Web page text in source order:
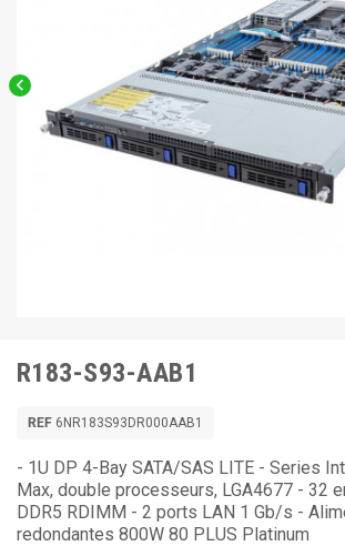

R183-S93-AAB1
REF 6NR183S93DR000AAB1
- 1U DP 4-Bay SATA/SAS LITE - Series
Max, double processeurs, LGA4677 - 32
DDR5 RDIMM - 2 ports LAN 1 Gb/s -
redondantes 800W 80 PLUS Platinum